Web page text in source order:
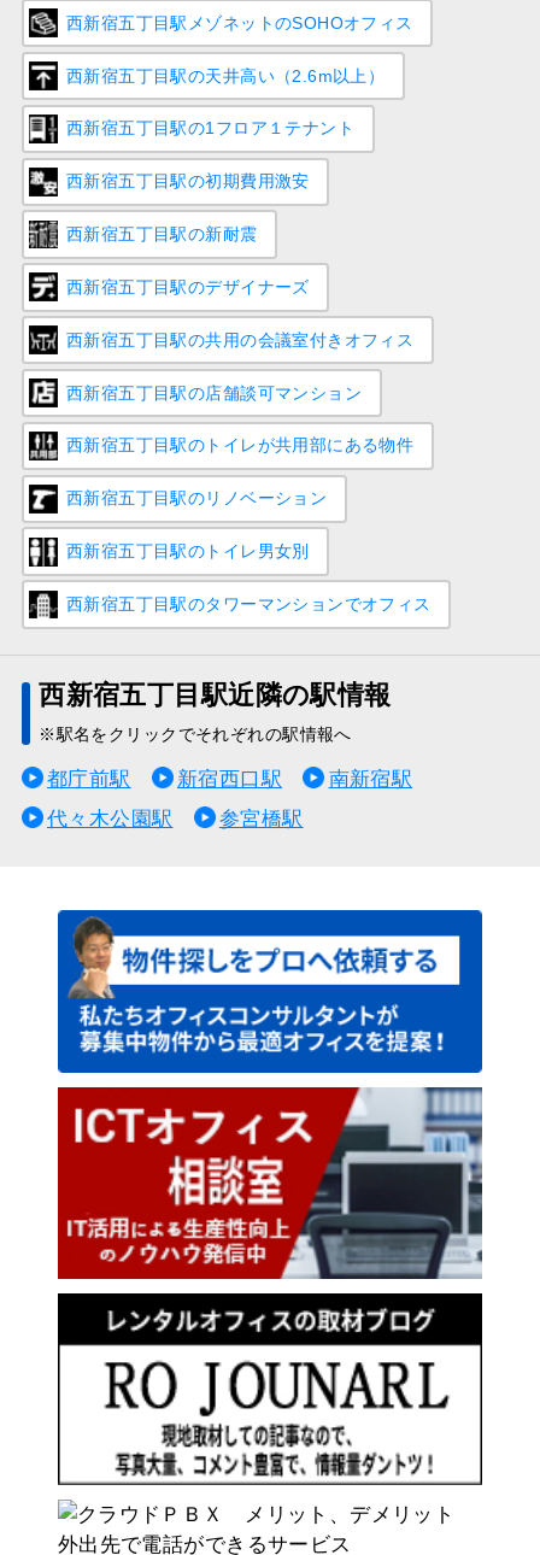
西新宿五丁目駅メゾネットのSOHOオフィス
西新宿五丁目駅の天井高い（2.6m以上）
西新宿五丁目駅の1フロア１テナント
西新宿五丁目駅の初期費用激安
西新宿五丁目駅の新耐震
西新宿五丁目駅のデザイナーズ
西新宿五丁目駅の共用の会議室付きオフィス
西新宿五丁目駅の店舗談可マンション
西新宿五丁目駅のトイレが共用部にある物件
西新宿五丁目駅のリノベーション
西新宿五丁目駅のトイレ男女別
西新宿五丁目駅のタワーマンションでオフィス
西新宿五丁目駅近隣の駅情報
※駅名をクリックでそれぞれの駅情報へ
都庁前駅 新宿西口駅
南新宿駅
代々木公園駅
参宮橋駅